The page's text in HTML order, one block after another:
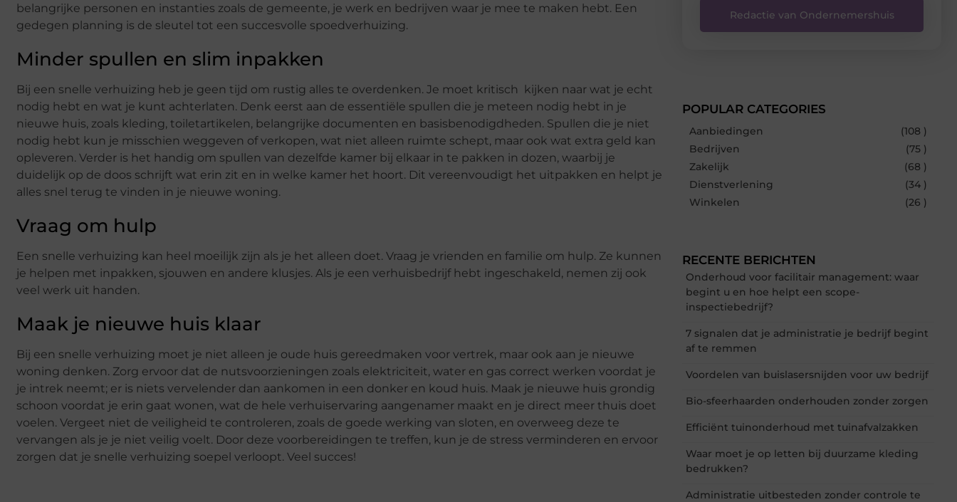
belangrijke personen en instanties zoals de gemeente, je werk en bedrijven waar je mee te maken hebt. Een
gedegen planning is de sleutel tot een succesvolle spoedverhuizing.
Minder spullen en slim inpakken
Bij een snelle verhuizing heb je geen tijd om rustig alles te overdenken. Je moet kritisch kijken naar wat je echt
nodig hebt en wat je kunt achterlaten. Denk eerst aan de essentiële spullen die je meteen nodig hebt in je
nieuwe huis, zoals kleding, toiletartikelen, belangrijke documenten en basisbenodigdheden. Spullen die je niet
nodig hebt kun je misschien weggeven of verkopen, wat niet alleen ruimte schept, maar ook wat extra geld kan
opleveren. Verder is het handig om spullen van dezelfde kamer bij elkaar in te pakken in dozen, waarbij je
duidelijk op de doos schrijft wat erin zit en in welke kamer het hoort. Dit vereenvoudigt het uitpakken en helpt je
alles snel terug te vinden in je nieuwe woning.
Vraag om hulp
Een snelle verhuizing kan heel moeilijk zijn als je het alleen doet. Vraag je vrienden en familie om hulp. Ze kunnen
je helpen met inpakken, sjouwen en andere klusjes. Als je een verhuisbedrijf hebt ingeschakeld, nemen zij ook
veel werk uit handen.
Maak je nieuwe huis klaar
Bij een snelle verhuizing moet je niet alleen je oude huis gereedmaken voor vertrek, maar ook aan je nieuwe
woning denken. Zorg ervoor dat de nutsvoorzieningen zoals elektriciteit, water en gas correct werken voordat je
je intrek neemt; er is niets vervelender dan aankomen in een donker en koud huis. Maak je nieuwe huis grondig
schoon voordat je erin gaat wonen, wat de hele verhuiservaring aangenamer maakt en je direct meer thuis doet
voelen. Vergeet niet de veiligheid te controleren, zoals de goede werking van sloten, en overweeg deze te
vervangen als je je niet veilig voelt. Door deze voorbereidingen te treffen, kun je de stress verminderen en ervoor
zorgen dat je snelle verhuizing soepel verloopt. Veel succes!
Redactie van Ondernemershuis
POPULAR CATEGORIES
Aanbiedingen
(108 )
Bedrijven
(75 )
Zakelijk
(68 )
Dienstverlening
(34 )
Winkelen
(26 )
RECENTE BERICHTEN
Onderhoud voor facilitair management: waar
begint u en hoe helpt een scope-
inspectiebedrijf?
7 signalen dat je administratie je bedrijf begint
af te remmen
Voordelen van buislasersnijden voor uw bedrijf
Bio-sfeerhaarden onderhouden zonder zorgen
Efficiënt tuinonderhoud met tuinafvalzakken
Waar moet je op letten bij duurzame kleding
bedrukken?
Administratie uitbesteden zonder controle te